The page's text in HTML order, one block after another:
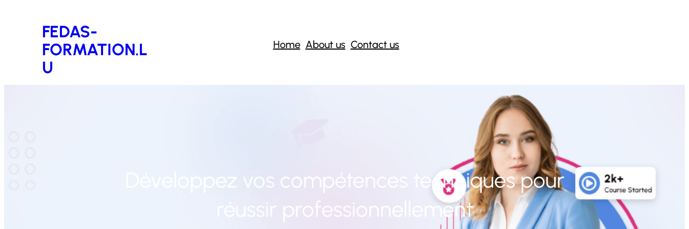
FEDAS-
FORMATION.L
U
Home About us Contact us
Développez vos compétences techniques pour
réussir professionnellement